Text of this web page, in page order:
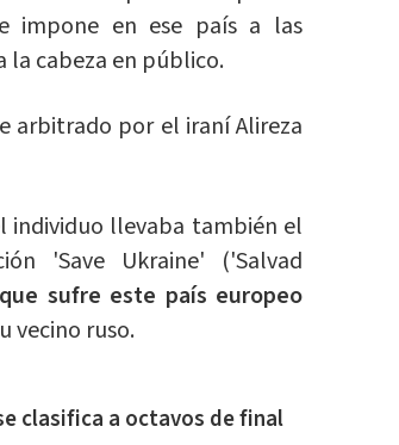
impone en ese país a las
la cabeza en público.
arbitrado por el iraní Alireza
individuo llevaba también el
'Save Ukraine' ('Salvad
sufre este país europeo
vecino ruso.
clasifica a octavos de final